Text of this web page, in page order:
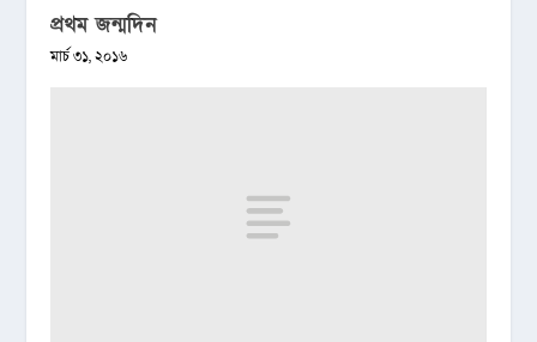
প্রথম জন্মদিন
মার্চ ৩১, ২০১৬